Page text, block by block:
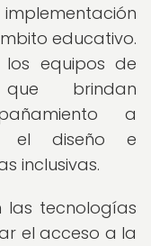
educativo.
los equipos de
que brindan
a
el diseño e
inclusivas.
las tecnologías
el acceso a la